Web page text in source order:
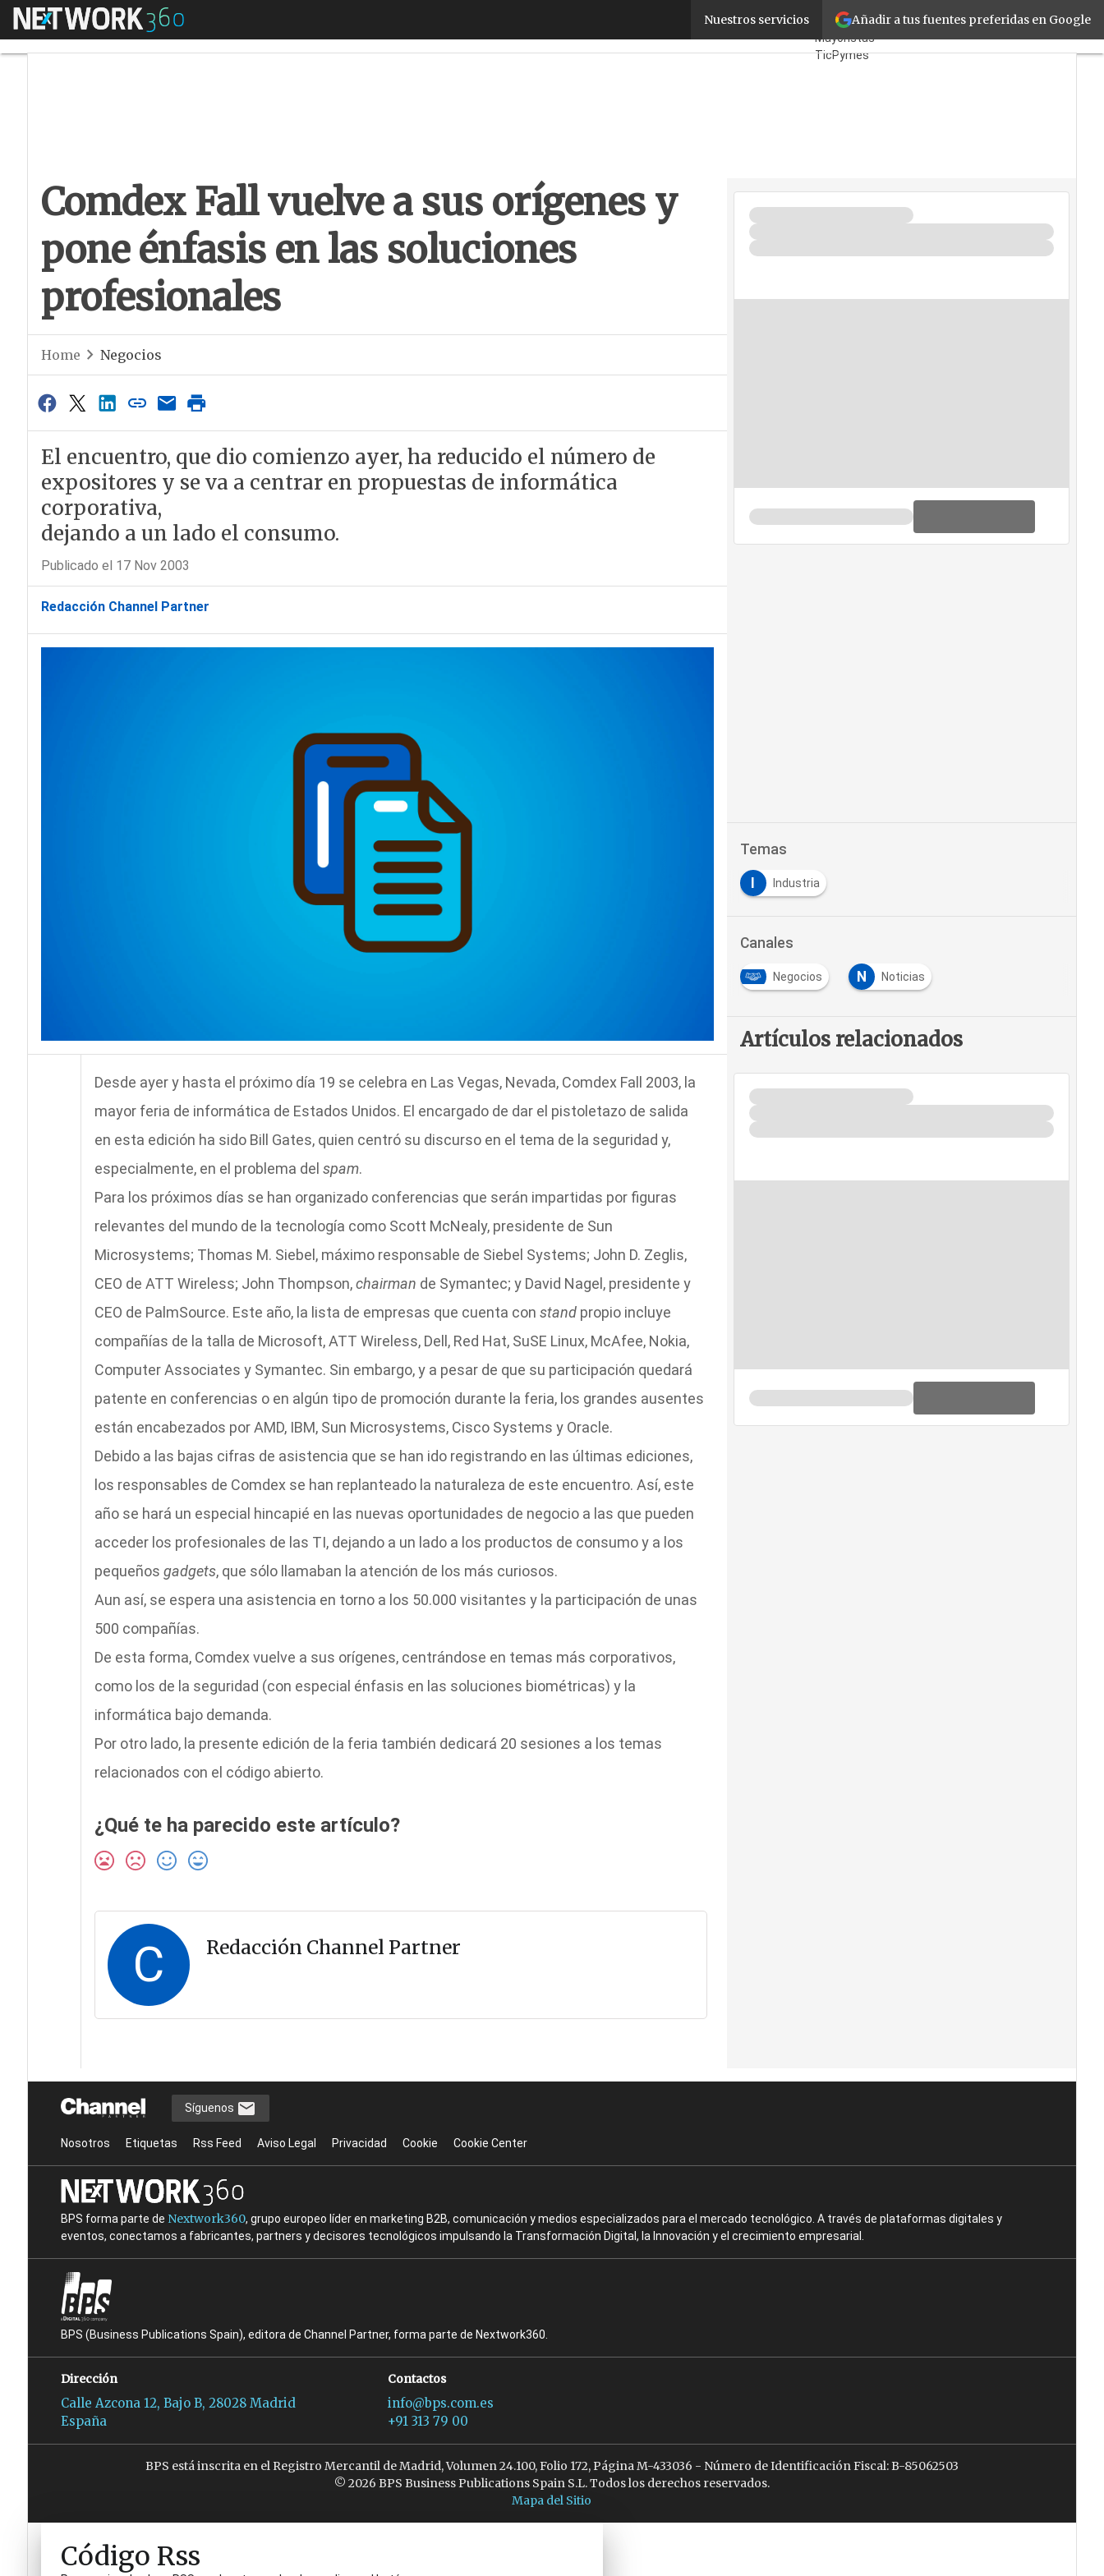
Añadir a tus fuentes preferidas en Google
Nuestros servicios
Menú Comdex Fall vuelve a sus orígenes y pone énfasis en las soluciones profesionales
Fabricantes
Mayoristas
TicPymes
¿Quién es
Quién?
Comdex Fall vuelve a sus orígenes y
pone énfasis en las soluciones
profesionales
Home Negocios
El encuentro, que dio comienzo ayer, ha reducido el número de
expositores y se va a centrar en propuestas de informática
corporativa,
dejando a un lado el consumo.
Publicado el 17 Nov 2003
Redacción Channel Partner
Desde ayer y hasta el próximo día 19 se celebra en Las Vegas, Nevada, Comdex Fall 2003, la
mayor feria de informática de Estados Unidos. El encargado de dar el pistoletazo de salida
en esta edición ha sido Bill Gates, quien centró su discurso en el tema de la seguridad y,
especialmente, en el problema del spam.
Para los próximos días se han organizado conferencias que serán impartidas por figuras
relevantes del mundo de la tecnología como Scott McNealy, presidente de Sun
Microsystems; Thomas M. Siebel, máximo responsable de Siebel Systems; John D. Zeglis,
CEO de ATT Wireless; John Thompson,chairman de Symantec; y David Nagel, presidente y
CEO de PalmSource. Este año, la lista de empresas que cuenta con standpropio incluye
compañías de la talla de Microsoft, ATT Wireless, Dell, Red Hat, SuSE Linux, McAfee, Nokia,
Computer Associates y Symantec. Sin embargo, y a pesar de que su participación quedará
patente en conferencias o en algún tipo de promoción durante la feria, los grandes ausentes
están encabezados por AMD, IBM, Sun Microsystems, Cisco Systems y Oracle.
Debido a las bajas cifras de asistencia que se han ido registrando en las últimas ediciones,
los responsables de Comdex se han replanteado la naturaleza de este encuentro. Así, este
año se hará un especial hincapié en las nuevas oportunidades de negocio a las que pueden
acceder los profesionales de las TI, dejando a un lado a los productos de consumo y a los
pequeños gadgets, que sólo llamaban la atención de los más curiosos.
Aun así, se espera una asistencia en torno a los 50.000 visitantes y la participación de unas
500 compañías.
De esta forma, Comdex vuelve a sus orígenes, centrándose en temas más corporativos,
como los de la seguridad (con especial énfasis en las soluciones biométricas) y la
informática bajo demanda.
Por otro lado, la presente edición de la feria también dedicará 20 sesiones a los temas
relacionados con el código abierto.
¿Qué te ha parecido este artículo?
C Redacción Channel Partner
Temas
Industria
Canales
Negocios N Noticias
Artículos relacionados
Síguenos
Nosotros Etiquetas Rss Feed Aviso Legal Privacidad Cookie Cookie Center
BPS forma parte de Nextwork360, grupo europeo líder en marketing B2B, comunicación y medios especializados para el mercado tecnológico. A través de plataformas digitales y
eventos, conectamos a fabricantes, partners y decisores tecnológicos impulsando la Transformación Digital, la Innovación y el crecimiento empresarial.
BPS (Business Publications Spain), editora de Channel Partner, forma parte de Nextwork360.
Dirección
Calle Azcona 12, Bajo B, 28028 Madrid
España
Contactos
info@bps.com.es
+91 313 79 00
BPS está inscrita en el Registro Mercantil de Madrid, Volumen 24.100, Folio 172, Página M-433036 - Número de Identificación Fiscal: B-85062503
© 2026 BPS Business Publications Spain S.L. Todos los derechos reservados.
Mapa del Sitio
Código Rss